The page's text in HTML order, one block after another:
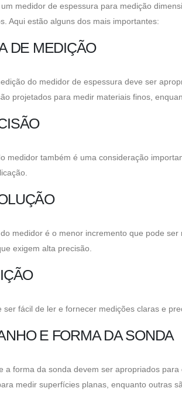
medidor de espessura para medição
Aqui estão alguns dos mais importantes:
DE MEDIÇÃO
do medidor de espessura deve ser
projetados para medir materiais finos,
medidor também é uma consideração
medidor é o menor incremento que pode
exigem alta precisão.
ser fácil de ler e fornecer medições claras e
E FORMA DA SONDA
a forma da sonda devem ser apropriados
medir superfícies planas, enquanto outras